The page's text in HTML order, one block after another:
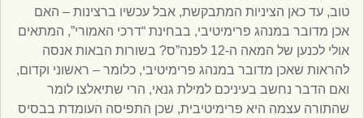
טוב, עד כאן הציניות המתבקשת, אבל עכשיו ברצינות – האם
אכן מדובר במנהג פרימיטיבי, בבחינת “דרכי האמורי”, המתאים
אולי לכנען של המאה ה-12 לפנה”ס? בשורות הבאות אנסה
להראות שאכן מדובר במנהג פרימיטיבי, כלומר – ראשוני וקדום,
ואם הדבר נחשב בעיניכם למילת גנאי, הרי שתיאלצו לומר
שהתורה עצמה היא פרימיטיבית, שכן התפיסה העומדת בבסיס